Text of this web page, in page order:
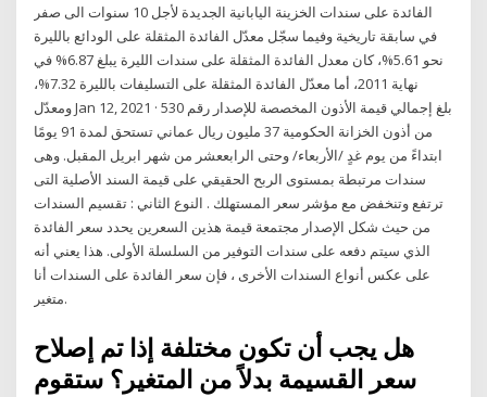
الفائدة على سندات الخزينة اليابانية الجديدة لأجل 10 سنوات الى صفر
في سابقة تاريخية وفيما سجّل معدّل الفائدة المثقلة على الودائع بالليرة
نحو 5.61%، كان معدل الفائدة المثقلة على سندات الليرة يبلغ 6.87% في
نهاية 2011، أما معدّل الفائدة المثقلة على التسليفات بالليرة 7.32%،
ومعدّل Jan 12, 2021 · بلغ إجمالي قيمة الأذون المخصصة للإصدار رقم 530
من أذون الخزانة الحكومية 37 مليون ريال عماني تستحق لمدة 91 يومًا
ابتداءً من يوم غدٍ /الأربعاء/ وحتى الرابععشر من شهر ابريل المقبل. وهى
سندات مرتبطة بمستوى الربح الحقيقي على قيمة السند الأصلية التى
ترتفع وتنخفض مع مؤشر سعر المستهلك . النوع الثاني : تقسيم السندات
من حيث شكل الإصدار مجتمعة قيمة هذين السعرين يحدد سعر الفائدة
الذي سيتم دفعه على سندات التوفير من السلسلة الأولى. هذا يعني أنه
على عكس أنواع السندات الأخرى ، فإن سعر الفائدة على السندات أنا
متغير.
هل يجب أن تكون مختلفة إذا تم إصلاح
سعر القسيمة بدلاً من المتغير؟ ستقوم